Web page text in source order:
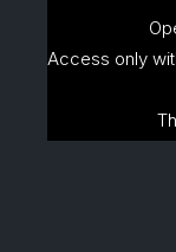
Access only